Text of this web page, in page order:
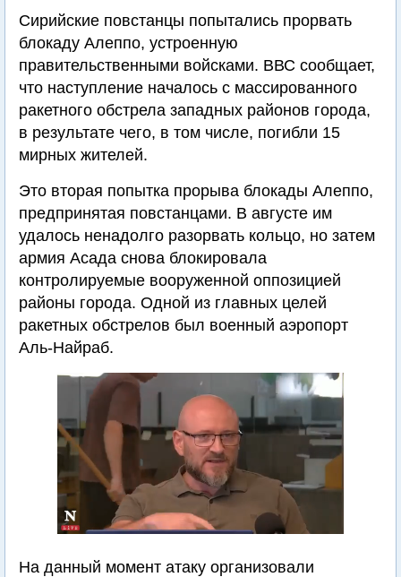
Сирийские повстанцы попытались прорвать
блокаду Алеппо, устроенную
правительственными войсками. ВВС сообщает,
что наступление началось с массированного
ракетного обстрела западных районов города,
в результате чего, в том числе, погибли 15
мирных жителей.
Это вторая попытка прорыва блокады Алеппо,
предпринятая повстанцами. В августе им
удалось ненадолго разорвать кольцо, но затем
армия Асада снова блокировала
контролируемые вооруженной оппозицией
районы города. Одной из главных целей
ракетных обстрелов был военный аэропорт
Аль-Найраб.
На данный момент атаку организовали